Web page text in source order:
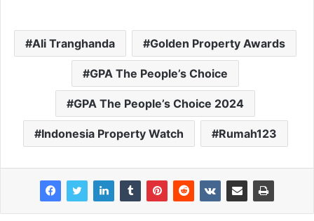
Ali Tranghanda Golden Property Awards
GPA The People’s Choice
GPA The People’s Choice 2024
Indonesia Property Watch Rumah123